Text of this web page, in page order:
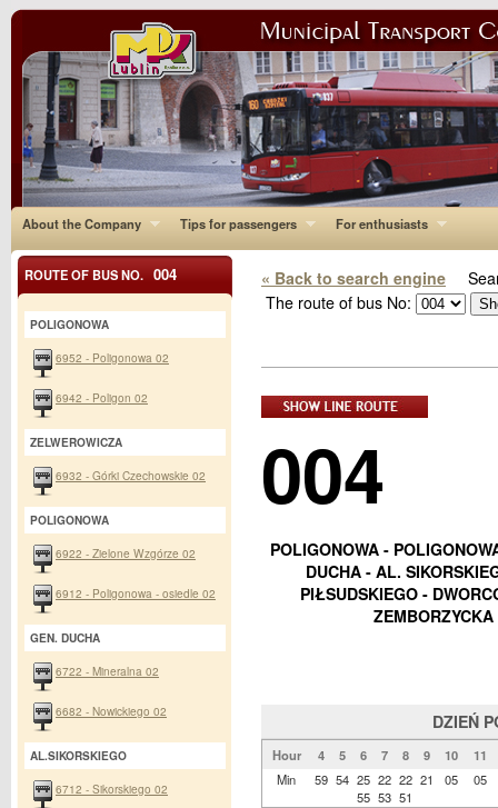
About the Company Tips for passengers For enthusiasts
« Back to search engine
The route of bus No:
004
POLIGONOWA -
DUCHA - AL.
PIŁSUDSKIEGO -
DZIEŃ
Hour 4 5 6 7 8 9 10
11
Min
59 54 25
55
22
53
22
51
21 05 05
ROUTE OF BUS NO. 004
POLIGONOWA
6952 - Poligonowa 02
6942 - Poligon 02
ZELWEROWICZA
6932 - Górki Czechowskie 02
POLIGONOWA
6922 - Zielone Wzgórze 02
6912 - Poligonowa - osiedle 02
GEN. DUCHA
6722 - Mineralna 02
6682 - Nowickiego 02
AL.SIKORSKIEGO
6712 - Sikorskiego 02